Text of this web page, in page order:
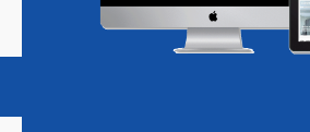
Magazine Podcasts